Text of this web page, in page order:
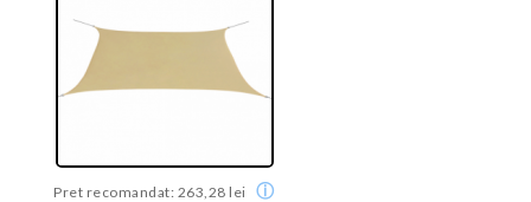
Pret recomandat: 263,28 lei ⓘ